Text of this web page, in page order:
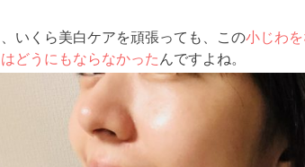
いくら美白ケアを頑張っても、
この小じわ
どうにもならなかった んですよね。